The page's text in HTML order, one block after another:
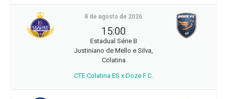
8 de agosto de 2026
15:00
Estadual Série B
Justiniano de Mello e Silva,
Colatina
CTE Colatina ES x Doze F.C.